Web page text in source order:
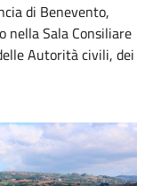
di Benevento,
nella Sala Consiliare
Autorità civili, dei